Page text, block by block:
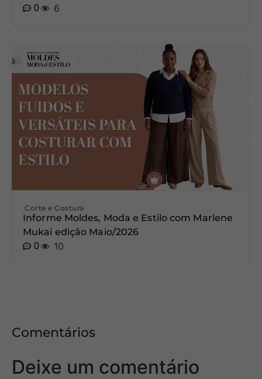
0
6
Corte e Costura
Informe Moldes, Moda e Estilo com Marlene
Mukai edição Maio/2026
0
10
Comentários
Deixe um comentário